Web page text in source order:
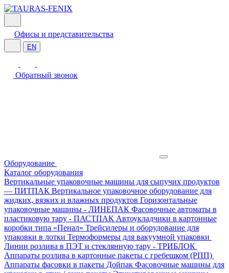
Офисы и представительства
EN
Обратный звонок
Оборудование
Каталог оборудования
Вертикальные упаковочные машины для сыпучих продуктов
— ПИТПАК Вертикальное упаковочное оборудование для
жидких, вязких и влажных продуктов Горизонтальные
упаковочные машины - ЛИНЕПАК Фасовочные автоматы в
пластиковую тару - ПАСТПАК Автоукладчики в картонные
коробки типа «Пенал» Трейсилеры и оборудование для
упаковки в лотки Термоформеры для вакуумной упаковки
Линии розлива в ПЭТ и стеклянную тару - ТРИБЛОК
Аппараты розлива в картонные пакеты с гребешком (РПП)
Аппараты фасовки в пакеты Дойпак Фасовочные машины для